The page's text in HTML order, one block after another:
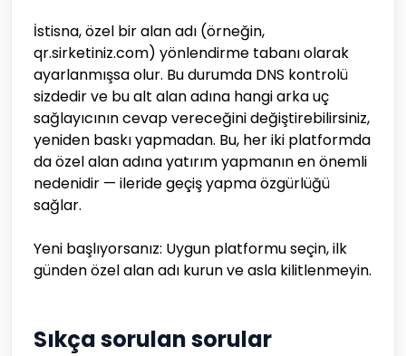
İstisna, özel bir alan adı (örneğin,
qr.sirketiniz.com) yönlendirme tabanı olarak
ayarlanmışsa olur. Bu durumda DNS kontrolü
sizdedir ve bu alt alan adına hangi arka uç
sağlayıcının cevap vereceğini değiştirebilirsiniz,
yeniden baskı yapmadan. Bu, her iki platformda
da özel alan adına yatırım yapmanın en önemli
nedenidir — ileride geçiş yapma özgürlüğü
sağlar.
Yeni başlıyorsanız: Uygun platformu seçin, ilk
günden özel alan adı kurun ve asla kilitlenmeyin.
Sıkça sorulan sorular